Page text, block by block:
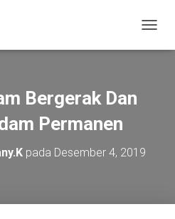
O
Bergerak Dan
Permanen
pada Desember 4, 2019